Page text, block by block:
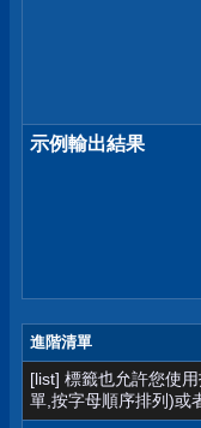
示例輸出結果
進階清單
[list] 標籤也允許您使
單,按字母順序排列)或